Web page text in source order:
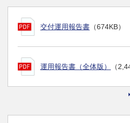
交付運用報告書 （674KB）
運用報告書（全体版） （